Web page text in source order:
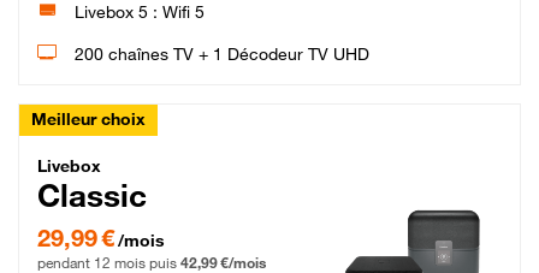
Livebox 5 : Wifi 5
200 chaînes TV + 1 Décodeur TV UHD
Meilleur choix
Livebox Classic Fibre
Livebox
Classic
29,99 € par mois pendant 12 mois puis 42,99 € par mois, Engagement 12 mois
29,99 €/mois
pendant 12 mois puis 42,99 €/mois